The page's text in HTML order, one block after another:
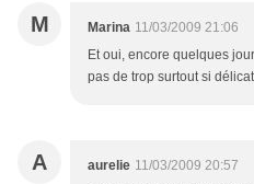
M Marina 11/03/2009 21:06
Et oui, encore quelques
pas de trop surtout si
A aurelie 11/03/2009 20:57